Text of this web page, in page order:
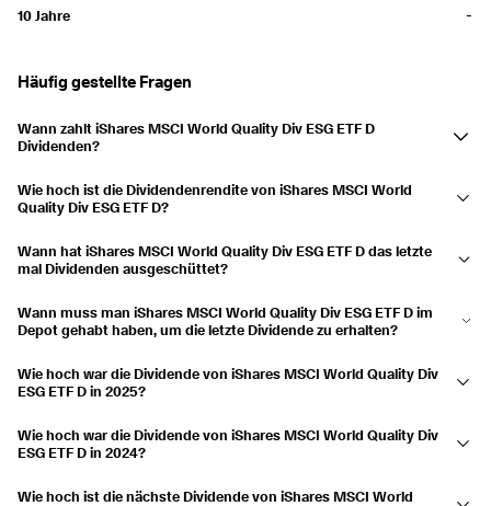
Ausgezahlt
Ausgezahlt
17.11.2022 30.11.2022
1,46 %
2021
Ausgezahlt
11.11.2021 24.11.2021
1,38 %
2020
Ausgezahlt
12.11.2020 25.11.2020
1,45 %
Ausgezahlt
2019
3,18 %
Häufig gestellte Fragen
Wann zahlt iShares MSCI World Quality Div ESG ETF D
Dividenden?
November Dividenden aus.
Wie hoch ist die Dividendenrendite von iShares MSCI World
Quality Div ESG ETF D?
sind in den letzten 3 Jahren um 4,90 % gestiegen.
Wann hat iShares MSCI World Quality Div ESG ETF D das letzte
mal Dividenden ausgeschüttet?
Wann muss man iShares MSCI World Quality Div ESG ETF D im
Depot gehabt haben, um die letzte Dividende zu erhalten?
im Depot gehabt, hätte man die Ausschüttung erhalten.
Wie hoch war die Dividende von iShares MSCI World Quality Div
ESG ETF D in 2025?
von 0,193 $ in 2025 aus.
Wie hoch war die Dividende von iShares MSCI World Quality Div
ESG ETF D in 2024?
von 0,178 $ in 2024 aus.
Wie hoch ist die nächste Dividende von iShares MSCI World
10 Jahre
-